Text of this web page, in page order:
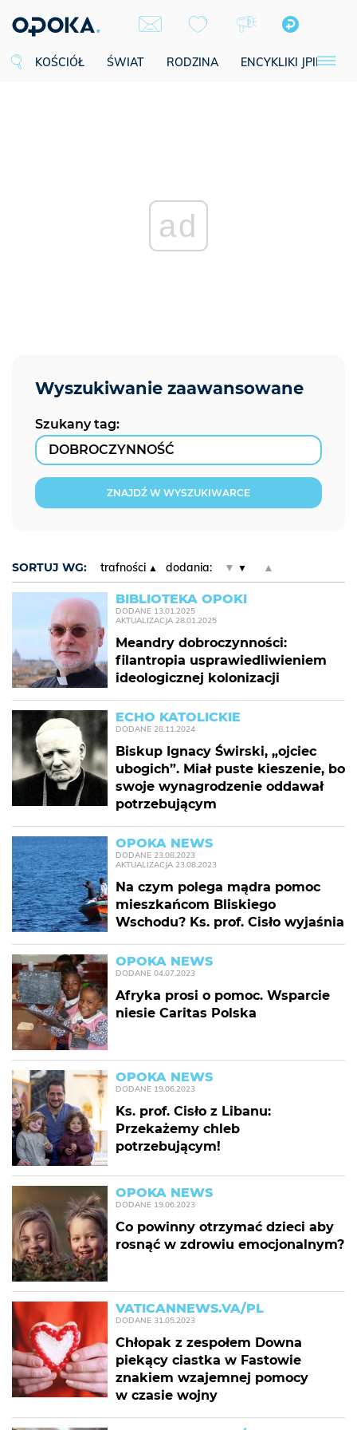
KOŚCIÓŁ ŚWIAT RODZINA ENCYKLIKI JPII
ad
Szukany tag:
ZNAJDŹ W WYSZUKIWARCE
SORTUJ WG: trafności dodania: ▼ ▲
BIBLIOTEKA OPOKI
DODANE 13.01.2025
AKTUALIZACJA 28.01.2025
Meandry dobroczynności:
filantropia usprawiedliwieniem
ideologicznej kolonizacji
ECHO KATOLICKIE
DODANE 28.11.2024
Biskup Ignacy Świrski, „ojciec
ubogich”. Miał puste kieszenie, bo
swoje wynagrodzenie oddawał
potrzebującym
OPOKA NEWS
DODANE 23.08.2023
AKTUALIZACJA 23.08.2023
Na czym polega mądra pomoc
mieszkańcom Bliskiego
Wschodu? Ks. prof. Cisło wyjaśnia
OPOKA NEWS
DODANE 04.07.2023
Afryka prosi o pomoc. Wsparcie
niesie Caritas Polska
OPOKA NEWS
DODANE 19.06.2023
Ks. prof. Cisło z Libanu:
Przekażemy chleb
potrzebującym!
OPOKA NEWS
DODANE 19.06.2023
Co powinny otrzymać dzieci aby
rosnąć w zdrowiu emocjonalnym?
VATICANNEWS.VA/PL
DODANE 31.05.2023
Chłopak z zespołem Downa
piekący ciastka w Fastowie
znakiem wzajemnej pomocy
w czasie wojny